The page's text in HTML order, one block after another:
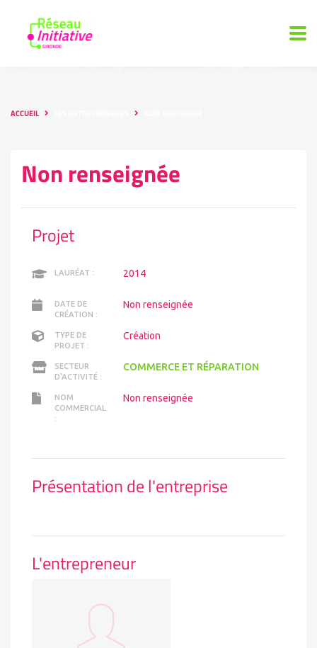
ACCUEIL
Non renseignée
Projet
LAURÉAT : 2014
DATE DE
CRÉATION :
Non renseignée
TYPE DE
PROJET :
Création
SECTEUR
D'ACTIVITÉ :
COMMERCE ET RÉPARATION
NOM
COMMERCIAL
:
Non renseignée
Présentation de l'entreprise
L'entrepreneur